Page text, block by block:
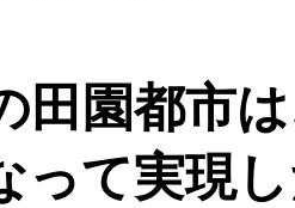
田園都市
って実現